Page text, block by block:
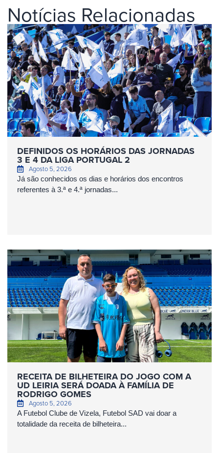
Notícias Relacionadas
DEFINIDOS OS HORÁRIOS DAS JORNADAS
3 E 4 DA LIGA PORTUGAL 2
Agosto 5, 2026
Já são conhecidos os dias e horários dos encontros
referentes à 3.ª e 4.ª jornadas...
RECEITA DE BILHETEIRA DO JOGO COM A
UD LEIRIA SERÁ DOADA À FAMÍLIA DE
RODRIGO GOMES
Agosto 5, 2026
A Futebol Clube de Vizela, Futebol SAD vai doar a
totalidade da receita de bilheteira...